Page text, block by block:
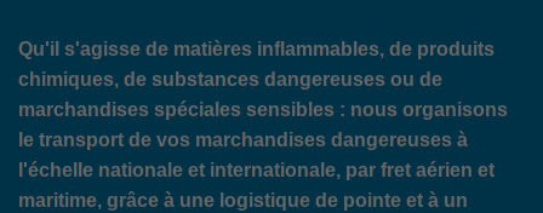
Qu'il s'agisse de matières inflammables, de produits
chimiques, de substances dangereuses ou de
marchandises spéciales sensibles : nous organisons
le transport de vos marchandises dangereuses à
l'échelle nationale et internationale, par fret aérien et
maritime, grâce à une logistique de pointe et à un